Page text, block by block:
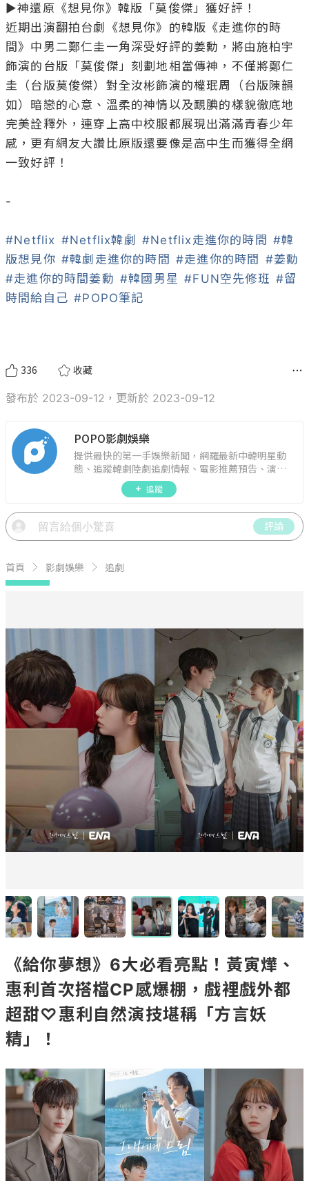
▶神還原《想見你》韓版「莫俊傑」獲好評！
近期出演翻拍台劇《想見你》的韓版《走進你的時
間》中男二鄭仁圭一角深受好評的姜勳，將由施柏宇
飾演的台版「莫俊傑」刻劃地相當傳神，不僅將鄭仁
圭（台版莫俊傑）對全汝彬飾演的權珉周（台版陳韻
如）暗戀的心意、溫柔的神情以及靦腆的樣貌徹底地
完美詮釋外，連穿上高中校服都展現出滿滿青春少年
感，更有網友大讚比原版還要像是高中生而獲得全網
一致好評！
-
#Netflix #Netflix韓劇 #Netflix走進你的時間 #韓
版想見你 #韓劇走進你的時間 #走進你的時間 #姜勳
#走進你的時間姜勳 #韓國男星 #FUN空先修班 #留
時間給自己 #POPO筆記
336 收藏
發布於 2023-09-12，更新於 2023-09-12
POPO影劇娛樂
提供最快的第一手娛樂新聞，網羅最新中韓明星動
態、追蹤韓劇陸劇追劇情報、電影推薦預告、演藝
圈話題，演唱會見面會最新資訊，讓你追星零時
追蹤
評論
首頁 影劇娛樂 追劇
《給你夢想》6大必看亮點！黃寅燁、
惠利首次搭檔CP感爆棚，戲裡戲外都
超甜♡惠利自然演技堪稱「方言妖
精」！